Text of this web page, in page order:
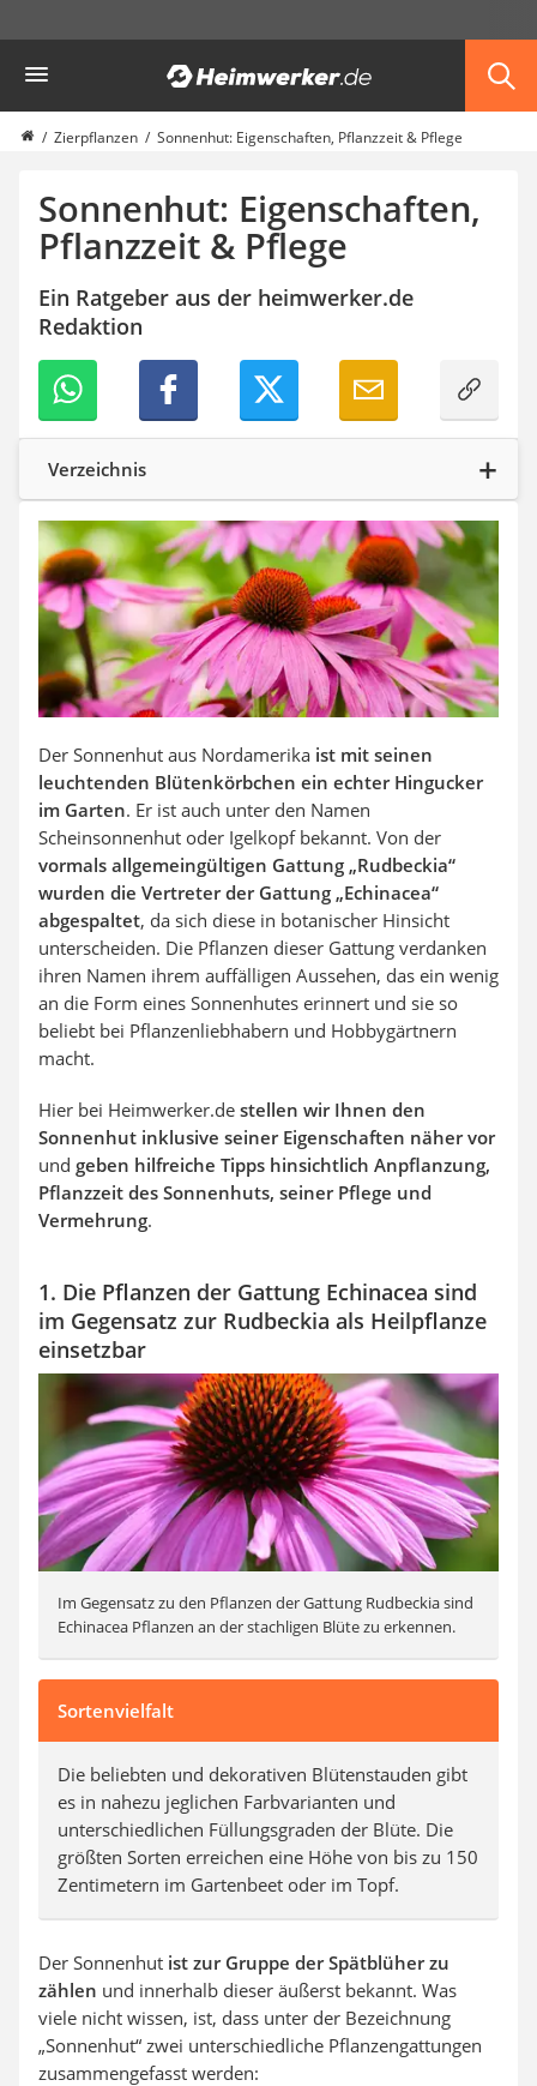
Garten
Akku-Laubsauger
Faltpavillon
Solar-Lichterkette außen
Teleskopleiter
Pavillon
Sichtschutzstreifen
Akku-Laubbläser
Akku-Vertikutierer
Koifutter
Kassettenmarkise
Bosch-Heckenschere
Stihl-Laubbläser
Minidumper
Auffahrrampe
Zierpflanzen Sonnenhut: Eigenschaften, Pflanzzeit & Pflege
Sonnenhut: Eigenschaften,
Pflanzzeit & Pflege
Ein Ratgeber aus der heimwerker.de
Redaktion
Verzeichnis
Der Sonnenhut aus Nordamerika ist mit seinen
leuchtenden Blütenkörbchen ein echter Hingucker
im Garten. Er ist auch unter den Namen
Scheinsonnenhut oder Igelkopf bekannt. Von der
vormals allgemeingültigen Gattung „Rudbeckia“
wurden die Vertreter der Gattung „Echinacea“
abgespaltet, da sich diese in botanischer Hinsicht
unterscheiden. Die Pflanzen dieser Gattung verdanken
ihren Namen ihrem auffälligen Aussehen, das ein wenig
an die Form eines Sonnenhutes erinnert und sie so
beliebt bei Pflanzenliebhabern und Hobbygärtnern
macht.
Hier bei Heimwerker.de stellen wir Ihnen den
Sonnenhut inklusive seiner Eigenschaften näher vor
und geben hilfreiche Tipps hinsichtlich Anpflanzung,
Pflanzzeit des Sonnenhuts, seiner Pflege und
Vermehrung.
1. Die Pflanzen der Gattung Echinacea sind
im Gegensatz zur Rudbeckia als Heilpflanze
einsetzbar
Im Gegensatz zu den Pflanzen der Gattung Rudbeckia sind
Echinacea Pflanzen an der stachligen Blüte zu erkennen.
Sortenvielfalt
Die beliebten und dekorativen Blütenstauden gibt
es in nahezu jeglichen Farbvarianten und
unterschiedlichen Füllungsgraden der Blüte. Die
größten Sorten erreichen eine Höhe von bis zu 150
Zentimetern im Gartenbeet oder im Topf.
Der Sonnenhut ist zur Gruppe der Spätblüher zu
zählen und innerhalb dieser äußerst bekannt. Was
viele nicht wissen, ist, dass unter der Bezeichnung
„Sonnenhut“ zwei unterschiedliche Pflanzengattungen
zusammengefasst werden: